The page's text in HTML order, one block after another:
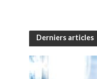
Derniers articles